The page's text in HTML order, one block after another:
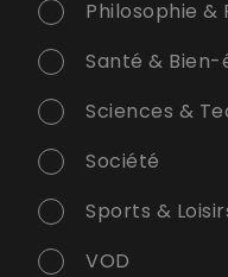
Philosophie &
Santé &
Sciences &
Société
Sports &
VOD